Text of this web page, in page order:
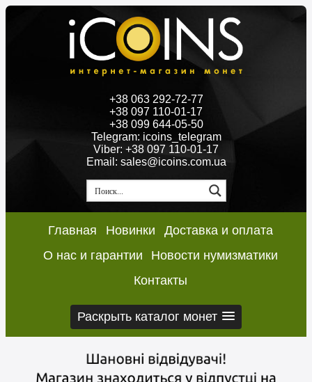
+38 063 292-72-77
+38 097 110-01-17
+38 099 644-05-50
Telegram: icoins_telegram
Viber: +38 097 110-01-17
Email: sales@icoins.com.ua
Главная Новинки
Доставка и оплата
О нас и гарантии
Новости нумизматики
Контакты
Раскрыть каталог монет